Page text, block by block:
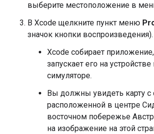
выберите местоположение в
В Xcode щелкните пункт меню
значок кнопки воспроизведения).
Xcode собирает
запускает его на устройстве
симуляторе.
Вы должны увидеть карту с
расположенной в центре
восточном побережье
на изображение на этой